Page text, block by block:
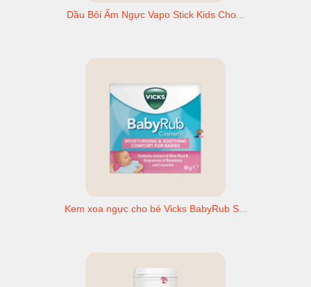
Dầu Bôi Ấm Ngực Vapo Stick Kids Cho...
Kem xoa ngực cho bé Vicks BabyRub S...